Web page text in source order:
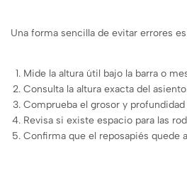
Una forma sencilla de evitar errores
Mide la altura útil bajo la barra o
Consulta la altura exacta del
Comprueba el grosor y
Revisa si existe espacio para las
Confirma que el reposapiés quede